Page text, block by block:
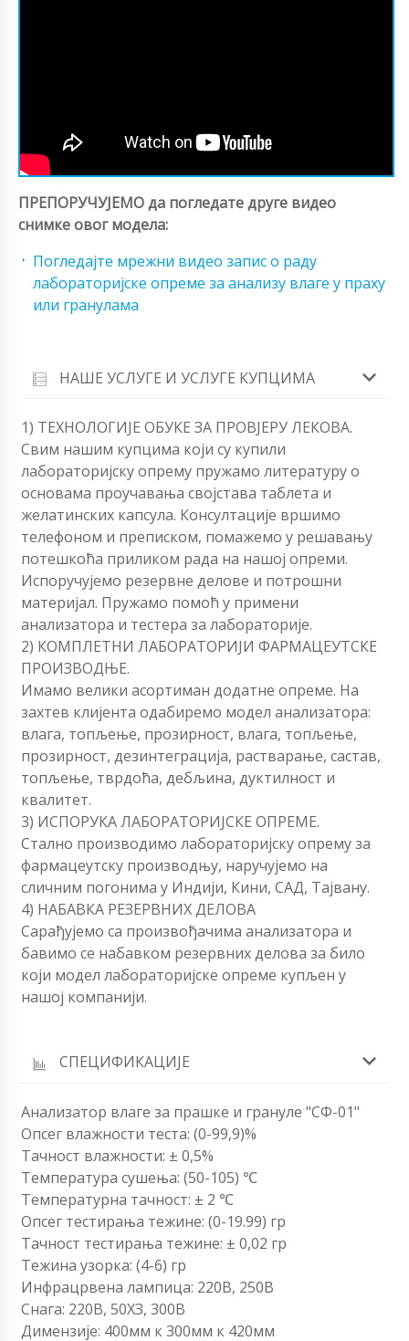
ПРЕПОРУЧУЈЕМО да погледате друге видео
снимке овог модела:
Погледајте мрежни видео запис о раду
лабораторијске опреме за анализу влаге у праху
или гранулама
НАШЕ УСЛУГЕ И УСЛУГЕ КУПЦИМА
1) ТЕХНОЛОГИЈЕ ОБУКЕ ЗА ПРОВЈЕРУ ЛЕКОВА.
Свим нашим купцима који су купили
лабораторијску опрему пружамо литературу о
основама проучавања својстава таблета и
желатинских капсула. Консултације вршимо
телефоном и преписком, помажемо у решавању
потешкоћа приликом рада на нашој опреми.
Испоручујемо резервне делове и потрошни
материјал. Пружамо помоћ у примени
анализатора и тестера за лабораторије.
2) КОМПЛЕТНИ ЛАБОРАТОРИЈИ ФАРМАЦЕУТСКЕ
ПРОИЗВОДЊЕ.
Имамо велики асортиман додатне опреме. На
захтев клијента одабиремо модел анализатора:
влага, топљење, прозирност, влага, топљење,
прозирност, дезинтеграција, растварање, састав,
топљење, тврдоћа, дебљина, дуктилност и
квалитет.
3) ИСПОРУКА ЛАБОРАТОРИЈСКЕ ОПРЕМЕ.
Стално производимо лабораторијску опрему за
фармацеутску производњу, наручујемо на
сличним погонима у Индији, Кини, САД, Тајвану.
4) НАБАВКА РЕЗЕРВНИХ ДЕЛОВА
Сарађујемо са произвођачима анализатора и
бавимо се набавком резервних делова за било
који модел лабораторијске опреме купљен у
нашој компанији.
СПЕЦИФИКАЦИЈЕ
Анализатор влаге за прашке и грануле "СФ-01"
Опсег влажности теста: (0-99,9)%
Тачност влажности: ± 0,5%
Температура сушења: (50-105) ℃
Температурна тачност: ± 2 ℃
Опсег тестирања тежине: (0-19.99) гр
Тачност тестирања тежине: ± 0,02 гр
Тежина узорка: (4-6) гр
Инфрацрвена лампица: 220В, 250В
Снага: 220В, 50ХЗ, 300В
Димензије: 400мм к 300мм к 420мм